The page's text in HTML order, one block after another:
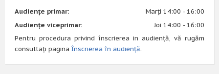
Audiențe primar:
Marți 14:00 - 16:00
Audiențe viceprimar:
Joi 14:00 - 16:00
Pentru procedura privind înscrierea in audiență, vă rugăm
consultați pagina Înscrierea în audiență.